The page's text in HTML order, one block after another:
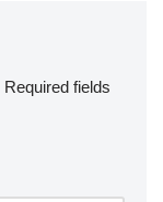
Required fields